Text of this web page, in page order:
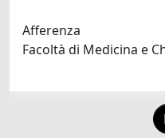
Afferenza
Facoltà di Medicina e